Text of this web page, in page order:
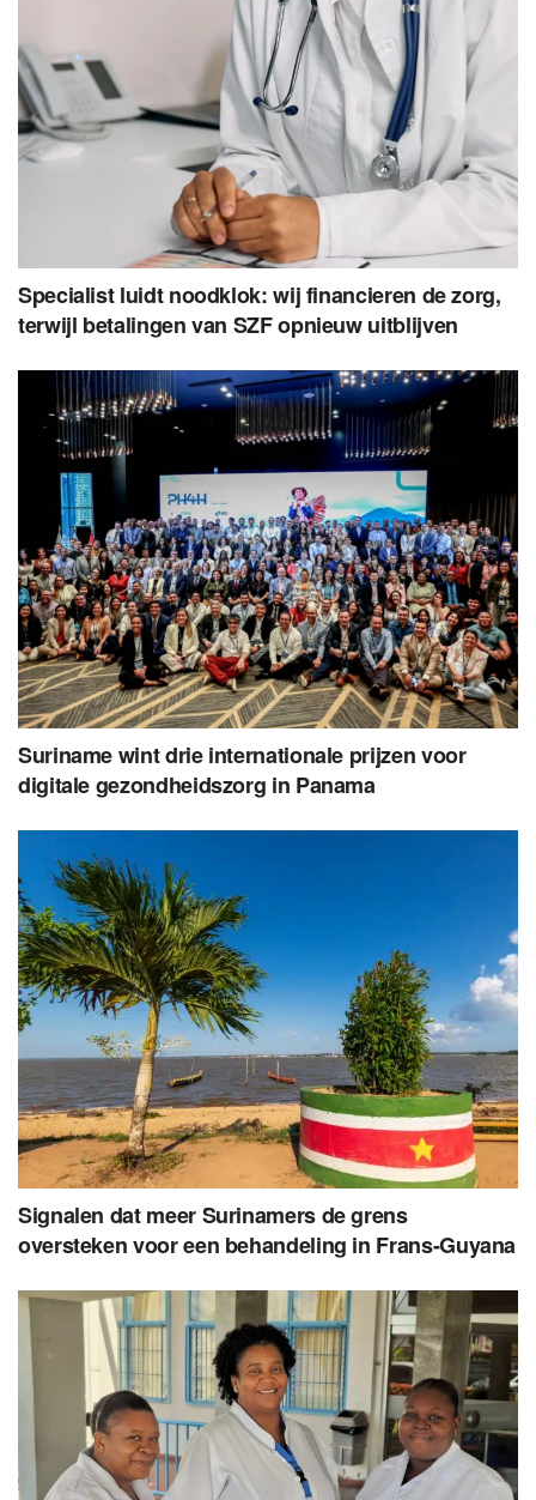
Specialist luidt noodklok: wij financieren de zorg,
terwijl betalingen van SZF opnieuw uitblijven
Suriname wint drie internationale prijzen voor
digitale gezondheidszorg in Panama
Signalen dat meer Surinamers de grens
oversteken voor een behandeling in Frans-Guyana